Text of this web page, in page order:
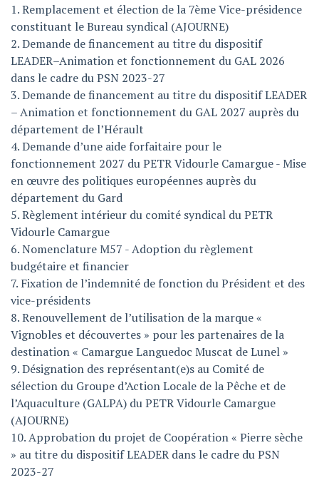
1. Remplacement et élection de la 7ème Vice-présidence
constituant le Bureau syndical (AJOURNE)
2. Demande de financement au titre du dispositif
LEADER–Animation et fonctionnement du GAL 2026
dans le cadre du PSN 2023-27
3. Demande de financement au titre du dispositif LEADER
– Animation et fonctionnement du GAL 2027 auprès du
département de l’Hérault
4. Demande d’une aide forfaitaire pour le
fonctionnement 2027 du PETR Vidourle Camargue - Mise
en œuvre des politiques européennes auprès du
département du Gard
5. Règlement intérieur du comité syndical du PETR
Vidourle Camargue
6. Nomenclature M57 - Adoption du règlement
budgétaire et financier
7. Fixation de l’indemnité de fonction du Président et des
vice-présidents
8. Renouvellement de l’utilisation de la marque «
Vignobles et découvertes » pour les partenaires de la
destination « Camargue Languedoc Muscat de Lunel »
9. Désignation des représentant(e)s au Comité de
sélection du Groupe d’Action Locale de la Pêche et de
l’Aquaculture (GALPA) du PETR Vidourle Camargue
(AJOURNE)
10. Approbation du projet de Coopération « Pierre sèche
» au titre du dispositif LEADER dans le cadre du PSN
2023-27